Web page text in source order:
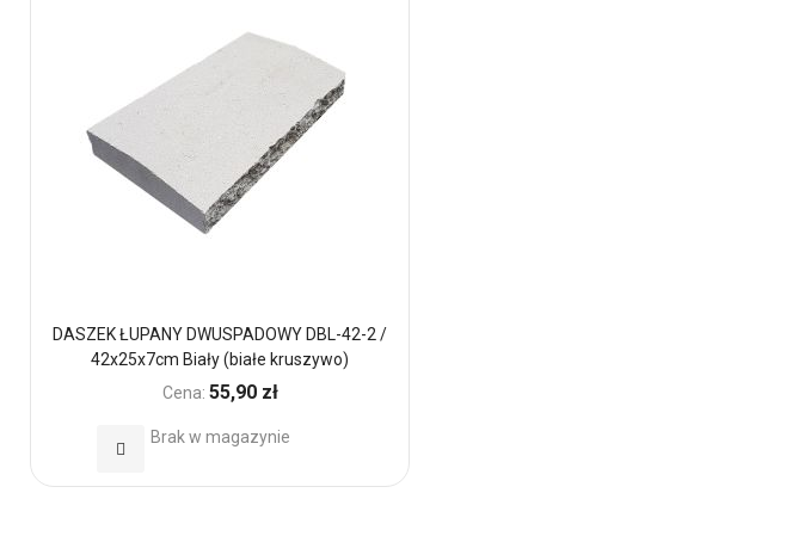
DASZEK ŁUPANY DWUSPADOWY DBL-42-2 /
42x25x7cm Biały (białe kruszywo)
Cena: 55,90 zł
Brak w magazynie
Dodaj